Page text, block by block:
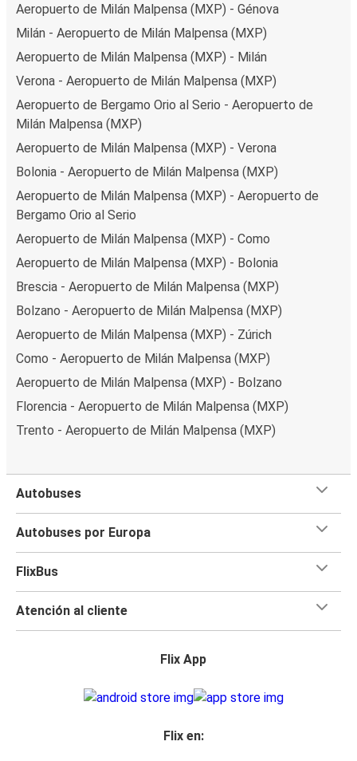
Aeropuerto de Milán Malpensa (MXP) - Génova
Milán - Aeropuerto de Milán Malpensa (MXP)
Aeropuerto de Milán Malpensa (MXP) - Milán
Verona - Aeropuerto de Milán Malpensa (MXP)
Aeropuerto de Bergamo Orio al Serio - Aeropuerto de
Milán Malpensa (MXP)
Aeropuerto de Milán Malpensa (MXP) - Verona
Bolonia - Aeropuerto de Milán Malpensa (MXP)
Aeropuerto de Milán Malpensa (MXP) - Aeropuerto de
Bergamo Orio al Serio
Aeropuerto de Milán Malpensa (MXP) - Como
Aeropuerto de Milán Malpensa (MXP) - Bolonia
Brescia - Aeropuerto de Milán Malpensa (MXP)
Bolzano - Aeropuerto de Milán Malpensa (MXP)
Aeropuerto de Milán Malpensa (MXP) - Zúrich
Como - Aeropuerto de Milán Malpensa (MXP)
Aeropuerto de Milán Malpensa (MXP) - Bolzano
Florencia - Aeropuerto de Milán Malpensa (MXP)
Trento - Aeropuerto de Milán Malpensa (MXP)
Autobuses
Autobuses por Europa
FlixBus
Atención al cliente
Flix App
Flix en: